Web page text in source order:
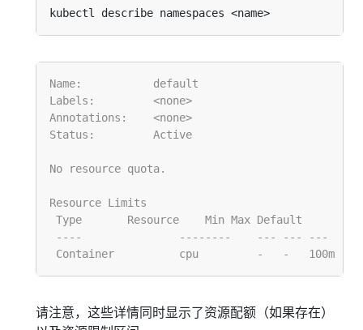
请注意，这些详情同时显示了资源配额（如果存在）